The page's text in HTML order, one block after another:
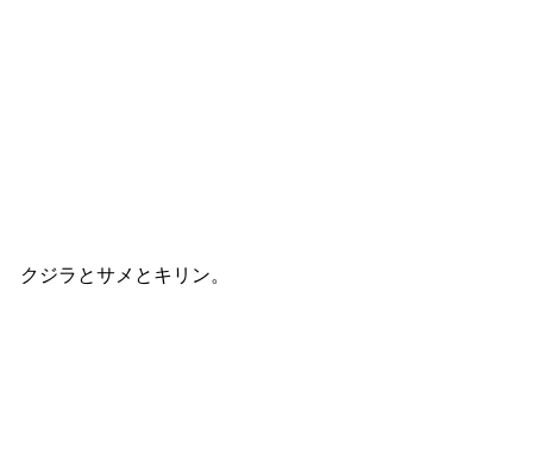
クジラとサメとキリン。